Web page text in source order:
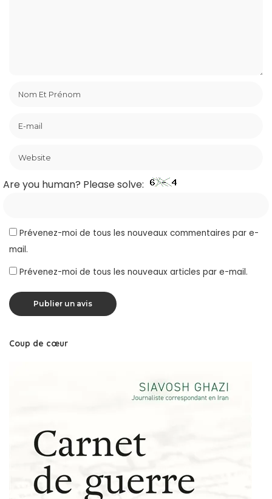
Are you human? Please solve:
Prévenez-moi de tous les nouveaux commentaires par e-
mail.
Prévenez-moi de tous les nouveaux articles par e-mail.
Coup de cœur